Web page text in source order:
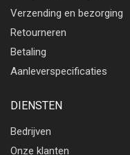
Verzending en bezorging
Retourneren
Betaling
Aanleverspecificaties
DIENSTEN
Bedrijven
Onze klanten